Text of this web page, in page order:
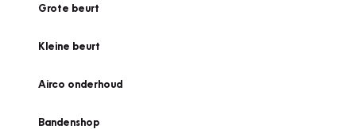
Grote beurt
Kleine beurt
Airco onderhoud
Bandenshop